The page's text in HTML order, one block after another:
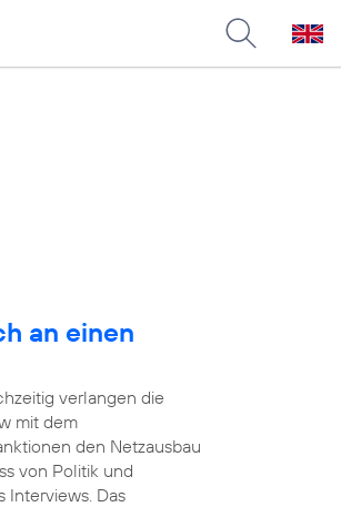
an einen
verlangen die
mit dem
den Netzausbau
von Politik und
Interviews. Das